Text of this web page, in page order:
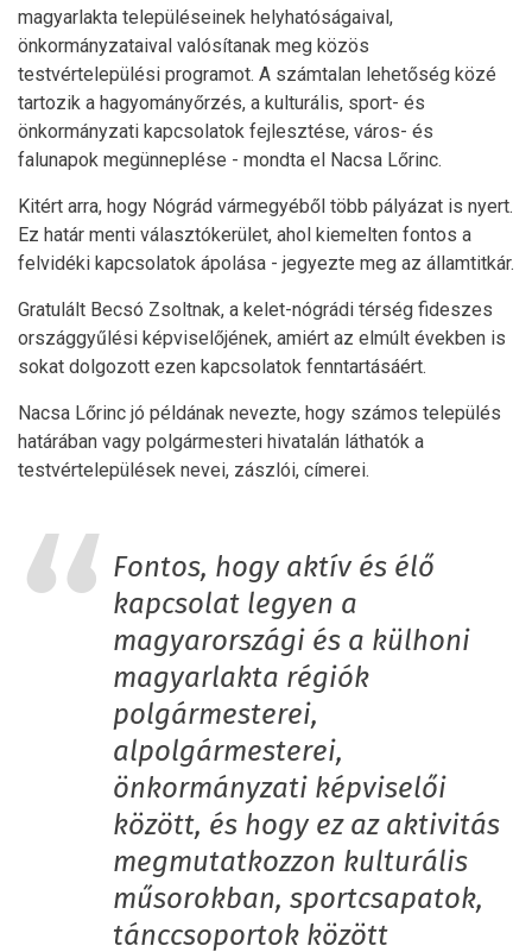
magyarlakta településeinek helyhatóságaival,
önkormányzataival valósítanak meg közös
testvértelepülési programot. A számtalan lehetőség közé
tartozik a hagyományőrzés, a kulturális, sport- és
önkormányzati kapcsolatok fejlesztése, város- és
falunapok megünneplése - mondta el Nacsa Lőrinc.
Kitért arra, hogy Nógrád vármegyéből több pályázat is nyert.
Ez határ menti választókerület, ahol kiemelten fontos a
felvidéki kapcsolatok ápolása - jegyezte meg az államtitkár.
Gratulált Becsó Zsoltnak, a kelet-nógrádi térség fideszes
országgyűlési képviselőjének, amiért az elmúlt években is
sokat dolgozott ezen kapcsolatok fenntartásáért.
Nacsa Lőrinc jó példának nevezte, hogy számos település
határában vagy polgármesteri hivatalán láthatók a
testvértelepülések nevei, zászlói, címerei.
Fontos, hogy aktív és élő
kapcsolat legyen a
magyarországi és a külhoni
magyarlakta régiók
polgármesterei,
alpolgármesterei,
önkormányzati képviselői
között, és hogy ez az aktivitás
megmutatkozzon kulturális
műsorokban, sportcsapatok,
tánccsoportok között